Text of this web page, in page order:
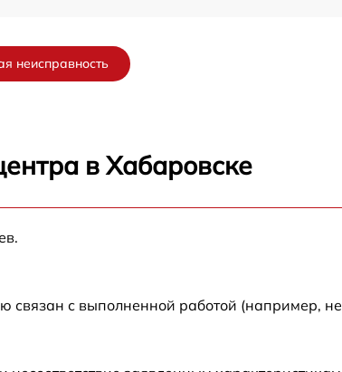
мин
неисправность
в Хабаровске
с выполненной работой (например,